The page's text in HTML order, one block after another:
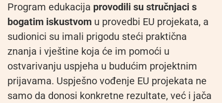
Program edukacija provodili su stručnjaci s
bogatim iskustvom u provedbi EU projekata, a
sudionici su imali prigodu steći praktična
znanja i vještine koja će im pomoći u
ostvarivanju uspjeha u budućim projektnim
prijavama. Uspješno vođenje EU projekata ne
samo da donosi konkretne rezultate, već i jača